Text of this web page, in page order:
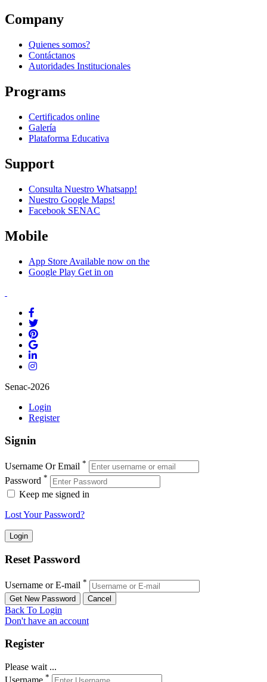
Company
Quienes somos?
Contáctanos
Autoridades Institucionales
Programs
Certificados online
Galería
Plataforma Educativa
Support
Consulta Nuestro Whatsapp!
Nuestro Google Maps!
Facebook SENAC
Mobile
App Store Available now on the
Google Play Get in on
Senac-2026
Login
Register
Signin
Username Or Email *
Password *
Keep me signed in
Lost Your Password?
Reset Password
Username or E-mail *
Back To Login
Don't have an account
Register
Please wait ...
*